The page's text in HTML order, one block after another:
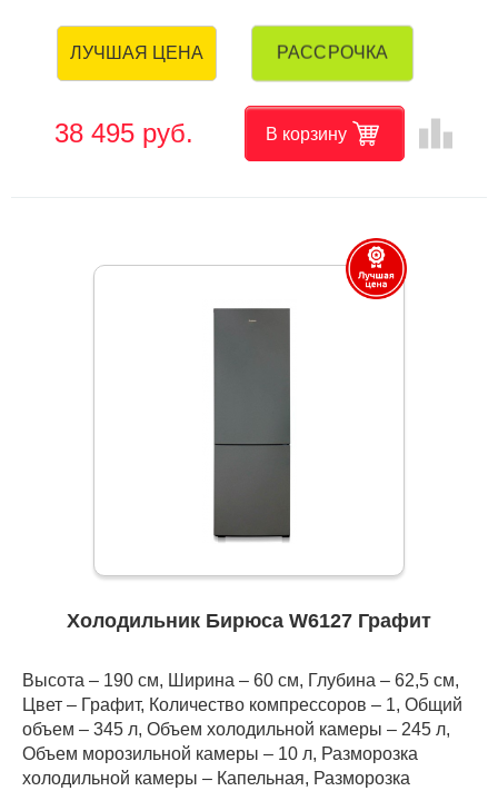
ЛУЧШАЯ ЦЕНА РАССРОЧКА
38 495 руб. В корзину leaderboard
Холодильник Бирюса W6127 Графит
Высота – 190 см, Ширина – 60 см, Глубина – 62,5 см,
Цвет – Графит, Количество компрессоров – 1, Общий
объем – 345 л, Объем холодильной камеры – 245 л,
Объем морозильной камеры – 10 л, Разморозка
холодильной камеры – Капельная, Разморозка